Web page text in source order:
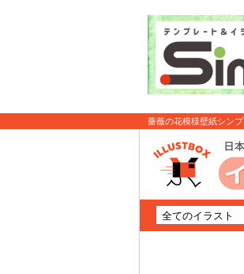
薔薇の花模様壁紙シン